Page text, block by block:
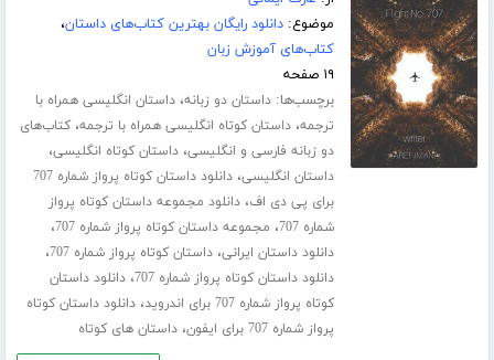
موضوع:دانلود رایگان بهترین کتاب‌های داستان،
کتاب‌های آموزش زبان
۱۹ صفحه
برچسب‌ها:داستان دو زبانه،داستان انگلیسی همراه با
ترجمه،داستان کوتاه انگلیسی همراه با ترجمه،کتاب‌های
دو زبانه فارسی و انگلیسی،داستان کوتاه انگلیسی،
داستان انگلیسی،
دانلود داستان کوتاه پرواز شماره 707
برای پی دی اف،دانلود مجموعه داستان کوتاه پرواز
شماره 707
، مجموعه داستان کوتاه پرواز شماره 707 ،
دانلود داستان ایرانی،داستان کوتاه پرواز شماره 707 ،
دانلود داستان کوتاه پرواز شماره 707 ،دانلود داستان
کوتاه پرواز شماره 707 برای اندروید
،دانلود داستان کوتاه
پرواز شماره 707 برای ایفون
،داستان های کوتاه